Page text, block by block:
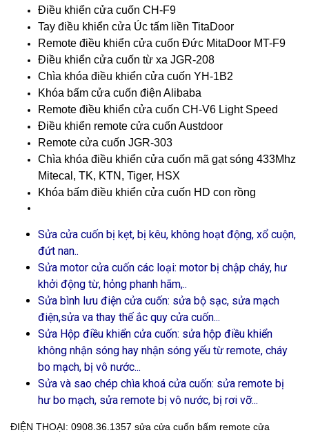
Điều khiển cửa cuốn CH-F9
Tay điều khiển cửa Úc tấm liền TitaDoor
Remote điều khiển cửa cuốn Đức MitaDoor MT-F9
Điều khiển cửa cuốn từ xa JGR-208
Chìa khóa điều khiển cửa cuốn YH-1B2
Khóa bấm cửa cuốn điện Alibaba
Remote điều khiển cửa cuốn CH-V6 Light Speed
Điều khiển remote cửa cuốn Austdoor
Remote cửa cuốn JGR-303
Chìa khóa điều khiển cửa cuốn mã gạt sóng 433Mhz
Mitecal, TK, KTN, Tiger, HSX
Khóa bấm điều khiển cửa cuốn HD con rồng
Sửa cửa cuốn bị kẹt, bị kêu, không hoạt động, xổ cuộn,
đứt nan..
Sửa motor cửa cuốn các loại: motor bị chập cháy, hư
khởi động từ, hỏng phanh hãm,..
Sửa bình lưu điện cửa cuốn: sửa bộ sạc, sửa mạch
điện,sửa va thay thế ắc quy cửa cuốn...
Sửa Hộp điều khiển cửa cuốn: sửa hộp điều khiển
không nhận sóng hay nhận sóng yếu từ remote, cháy
bo mạch, bị vô nước...
Sửa và sao chép chìa khoá cửa cuốn: sửa remote bị
hư bo mạch, sửa remote bị vô nước, bị rơi vỡ...
ĐIỆN THOẠI: 0908.36.1357 sửa cửa cuốn bấm remote cửa